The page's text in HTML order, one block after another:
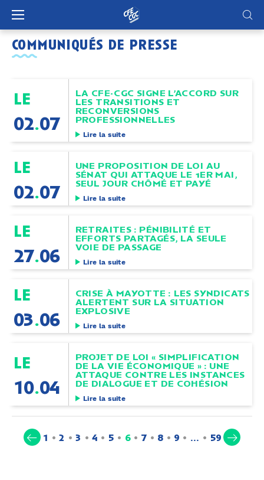
communiqués de presse
le
02.07
LA CFE-CGC SIGNE L’ACCORD SUR
LES TRANSITIONS ET
RECONVERSIONS
PROFESSIONNELLES
Lire la suite
le
02.07
UNE PROPOSITION DE LOI AU
SÉNAT QUI ATTAQUE LE 1ER MAI,
SEUL JOUR CHÔMÉ ET PAYÉ
Lire la suite
le
27.06
RETRAITES : PÉNIBILITÉ ET
EFFORTS PARTAGÉS, LA SEULE
VOIE DE PASSAGE
Lire la suite
le
03.06
CRISE À MAYOTTE : LES SYNDICATS
ALERTENT SUR LA SITUATION
EXPLOSIVE
Lire la suite
le
10.04
PROJET DE LOI « SIMPLIFICATION
DE LA VIE ÉCONOMIQUE » : UNE
ATTAQUE CONTRE LES INSTANCES
DE DIALOGUE ET DE COHÉSION
Lire la suite
1 2 3 4 5 6(current)
7 8 9 … 59
Panneau de gestion des cookies